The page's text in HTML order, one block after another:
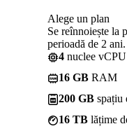
Alege un plan
Se reînnoiește la
perioadă de 2
4 nuclee vCPU
16 GB RAM
200 GB spațiu
16 TB lățime